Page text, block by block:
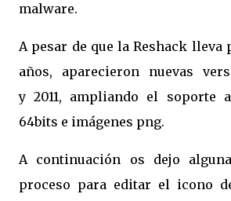
malware.
A pesar de que la Reshack lleva
años, aparecieron nuevas
y 2011, ampliando el soporte
64bits e imágenes png.
A continuación os dejo
proceso para editar el icono